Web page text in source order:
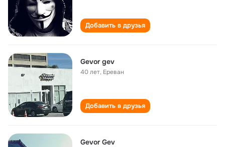
Добавить в друзья
Gevor gev
40 лет, Ереван
Добавить в друзья
Gevor Gev